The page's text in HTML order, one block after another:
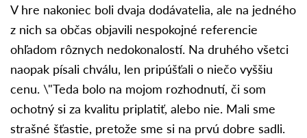
V hre nakoniec boli dvaja dodávatelia, ale na jedného
z nich sa občas objavili nespokojné referencie
ohľadom rôznych nedokonalostí. Na druhého všetci
naopak písali chválu, len pripúšťali o niečo vyššiu
cenu. \"Teda bolo na mojom rozhodnutí, či som
ochotný si za kvalitu priplatiť, alebo nie. Mali sme
strašné šťastie, pretože sme si na prvú dobre sadli.